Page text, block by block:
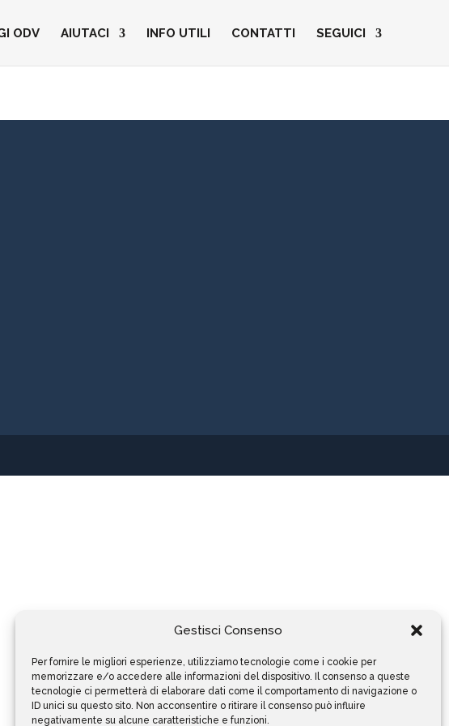
Gestisci Consenso
Per fornire le migliori esperienze, utilizziamo tecnologie come i cookie per
memorizzare e/o accedere alle informazioni del dispositivo. Il consenso a queste
tecnologie ci permetterà di elaborare dati come il comportamento di navigazione o
ID unici su questo sito. Non acconsentire o ritirare il consenso può influire
negativamente su alcune caratteristiche e funzioni.
AIUTACI INFO UTILI CONTATTI SEGUICI